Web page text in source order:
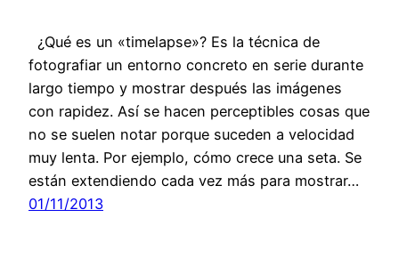
¿Qué es un «timelapse»? Es la técnica de
fotografiar un entorno concreto en serie durante
largo tiempo y mostrar después las imágenes
con rapidez. Así se hacen perceptibles cosas que
no se suelen notar porque suceden a velocidad
muy lenta. Por ejemplo, cómo crece una seta. Se
están extendiendo cada vez más para mostrar…
01/11/2013